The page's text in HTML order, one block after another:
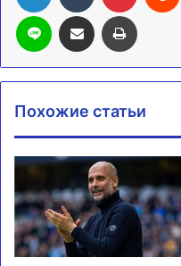
Line Поделиться через электронную почту Печатать
Похожие статьи